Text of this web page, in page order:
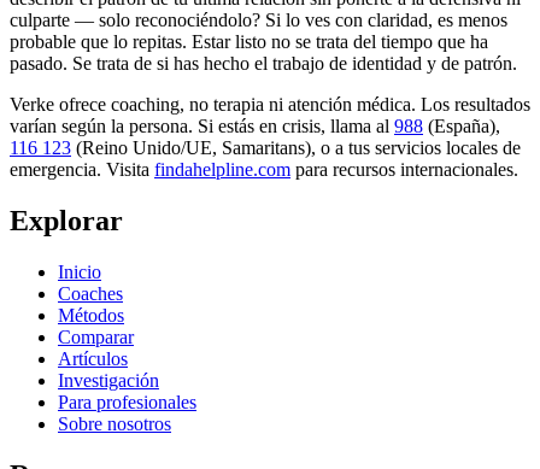
culparte — solo reconociéndolo? Si lo ves con claridad, es menos
probable que lo repitas. Estar listo no se trata del tiempo que ha
pasado. Se trata de si has hecho el trabajo de identidad y de patrón.
Verke ofrece coaching, no terapia ni atención médica. Los resultados
varían según la persona. Si estás en crisis, llama al 988 (España),
116 123 (Reino Unido/UE, Samaritans), o a tus servicios locales de
emergencia. Visita findahelpline.com para recursos internacionales.
Explorar
Inicio
Coaches
Métodos
Comparar
Artículos
Investigación
Para profesionales
Sobre nosotros